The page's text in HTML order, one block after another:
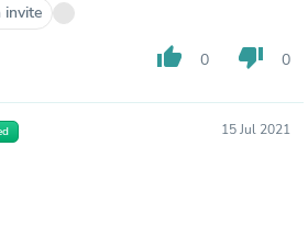
invite
thumb_up 0 thumb_down 0
15 Jul 2021